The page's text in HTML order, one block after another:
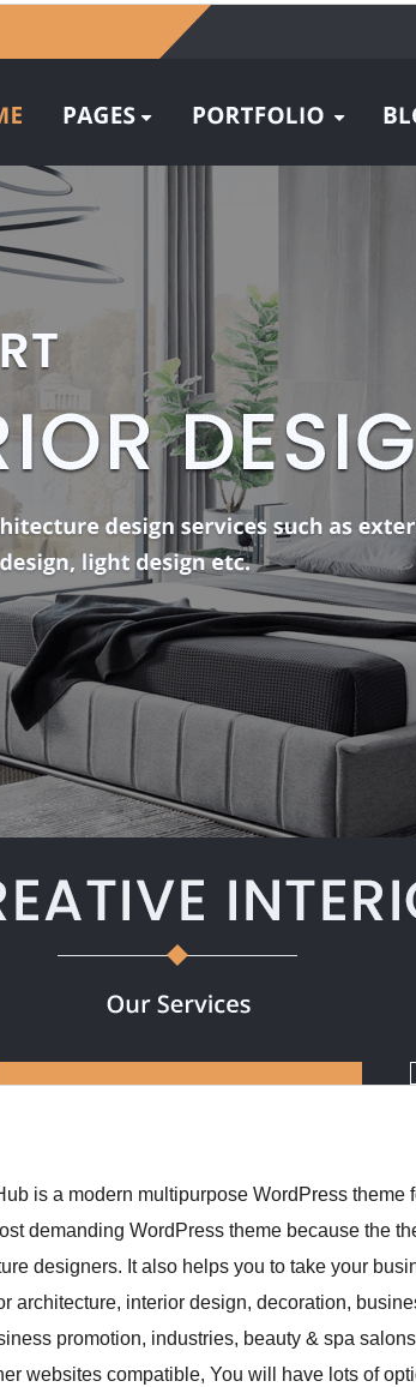
is a modern multipurpose WordPress
demanding WordPress theme because the
designers. It also helps you to take your
architecture, interior design, decoration,
promotion, industries, beauty & spa
websites compatible, You will have lots of